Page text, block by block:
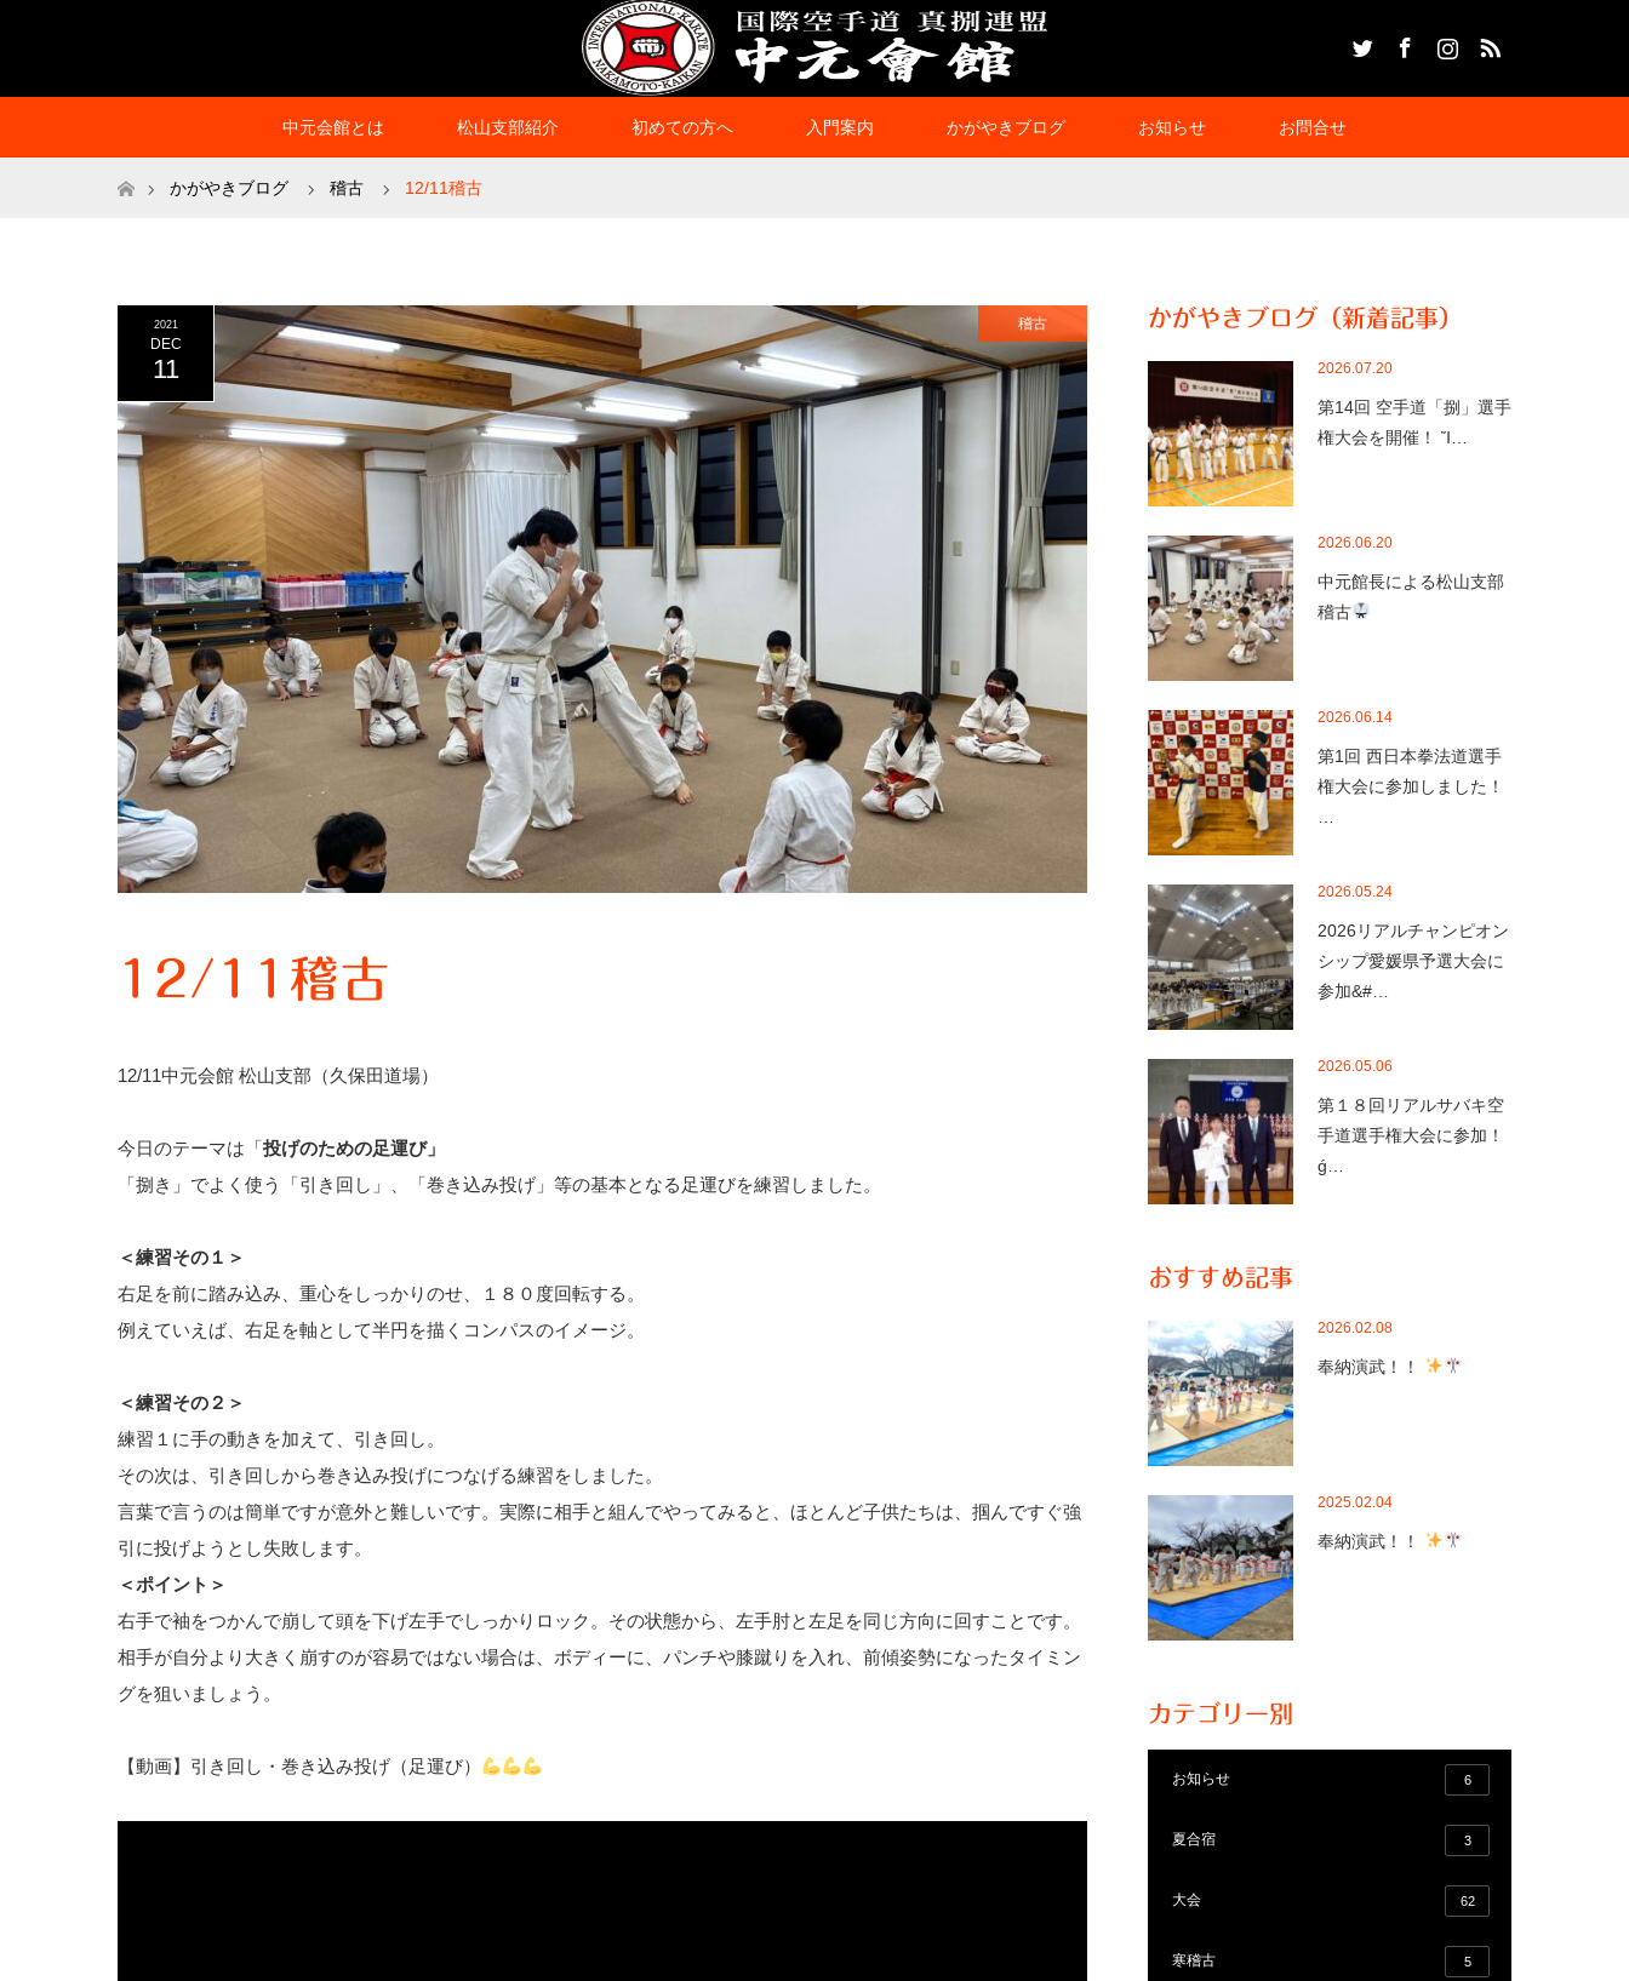
中元会館とは 松山支部紹介 初めての方へ 入門案内 かがやきブログ お知らせ お問合せ
ホームかがやきブログ 稽古 12/11稽古
2021
DEC
11
稽古
12/11稽古
12/11中元会館 松山支部（久保田道場）
今日のテーマは「投げのための足運び」
「捌き」でよく使う「引き回し」、「巻き込み投げ」等の基本となる足運びを練習しました。
＜練習その１＞
右足を前に踏み込み、重心をしっかりのせ、１８０度回転する。
例えていえば、右足を軸として半円を描くコンパスのイメージ。
＜練習その２＞
練習１に手の動きを加えて、引き回し。
その次は、引き回しから巻き込み投げにつなげる練習をしました。
言葉で言うのは簡単ですが意外と難しいです。実際に相手と組んでやってみると、ほとんど子供たちは、掴んですぐ強
引に投げようとし失敗します。
＜ポイント＞
右手で袖をつかんで崩して頭を下げ左手でしっかりロック。その状態から、左手肘と左足を同じ方向に回すことです。
相手が自分より大きく崩すのが容易ではない場合は、ボディーに、パンチや膝蹴りを入れ、前傾姿勢になったタイミン
グを狙いましょう。
【動画】引き回し・巻き込み投げ（足運び）
かがやきブログ（新着記事）
2026.07.20
第14回 空手道「捌」選手
権大会を開催！ Ἴ…
2026.06.20
中元館長による松山支部
稽古
2026.06.14
第1回 西日本拳法道選手
権大会に参加しました！
2026.05.24
2026リアルチャンピオン
シップ愛媛県予選大会に
参加&#…
2026.05.06
第１８回リアルサバキ空
手道選手権大会に参加！
ǵ…
おすすめ記事
2026.02.08
奉納演武！！
2025.02.04
奉納演武！！
カテゴリー別
お知らせ 6
夏合宿 3
大会 62
寒稽古 5